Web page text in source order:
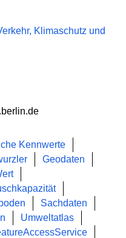
Klimaschutz und
Kennwerte
Geodaten
Sachdaten
Umweltatlas